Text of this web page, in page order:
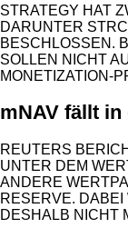
STRATEGY HAT
DARUNTER
BESCHLOSSEN.
SOLLEN NICHT
MONETIZATION-
mNAV fällt
REUTERS
UNTER DEM
ANDERE
RESERVE.
DESHALB NICHT